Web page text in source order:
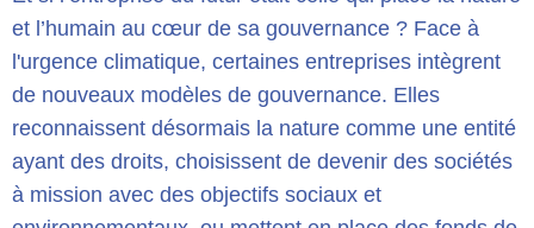
et l’humain au cœur de sa gouvernance ? Face à
l'urgence climatique, certaines entreprises intègrent
de nouveaux modèles de gouvernance. Elles
reconnaissent désormais la nature comme une entité
ayant des droits, choisissent de devenir des sociétés
à mission avec des objectifs sociaux et